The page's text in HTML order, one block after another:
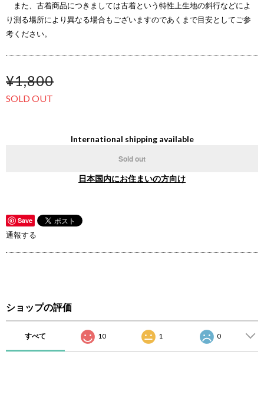
また、古着商品につきましては古着という特性上生地の斜行などによ
り測る場所により異なる場合もございますのであくまで目安としてご参
考ください。
¥1,800
SOLD OUT
International shipping available
Sold out
日本国内にお住まいの方向け
Save
通報する
ショップの評価
すべて 10 1 0